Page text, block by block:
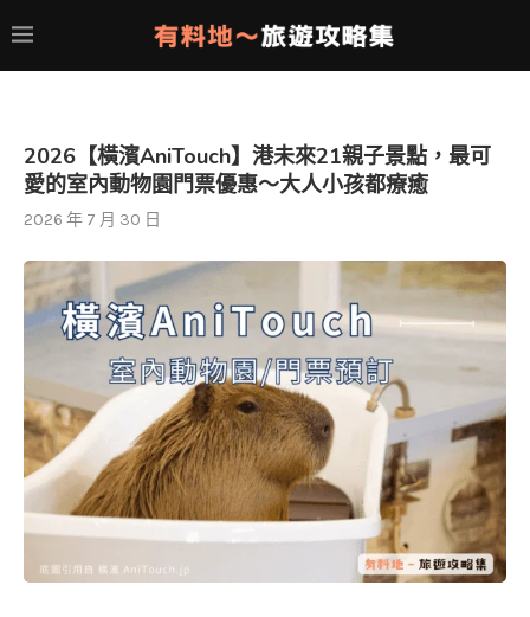
2026【橫濱AniTouch】港未來21親子景點，最可
愛的室內動物園門票優惠～大人小孩都療癒
2026 年 7 月 30 日